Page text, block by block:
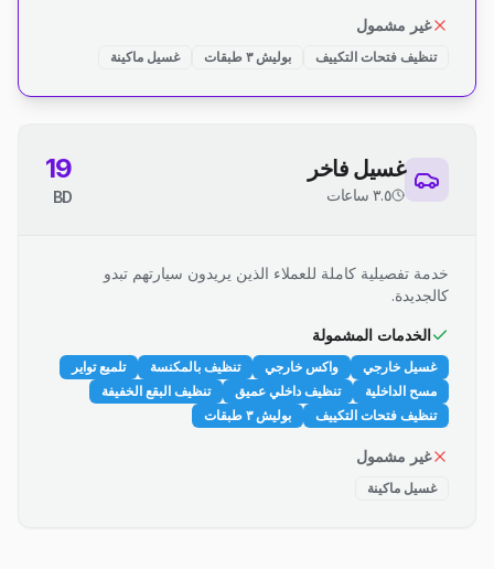
غير مشمول
تنظيف فتحات التكييف بوليش ٣ طبقات غسيل ماكينة
غسيل فاخر
٣.٥ ساعات
19
BD
خدمة تفصيلية كاملة للعملاء الذين يريدون سيارتهم تبدو
كالجديدة.
الخدمات المشمولة
غسيل خارجي واكس خارجي تنظيف بالمكنسة
تلميع تواير
مسح الداخلية
تنظيف داخلي عميق
تنظيف البقع الخفيفة
تنظيف فتحات التكييف
بوليش ٣ طبقات
غير مشمول
غسيل ماكينة